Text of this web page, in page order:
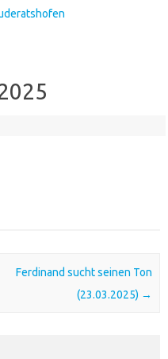
Ferdinand sucht seinen Ton
(23.03.2025) →